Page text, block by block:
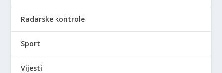
Radarske kontrole
Sport
Vijesti